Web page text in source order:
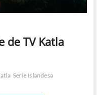
de TV Katla
Serie Islandesa